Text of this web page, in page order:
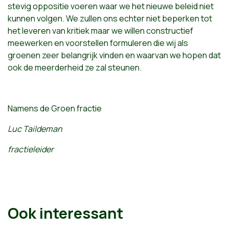
stevig oppositie voeren waar we het nieuwe beleid niet
kunnen volgen. We zullen ons echter niet beperken tot
het leveren van kritiek maar we willen constructief
meewerken en voorstellen formuleren die wij als
groenen zeer belangrijk vinden en waarvan we hopen dat
ook de meerderheid ze zal steunen.
Namens de Groen fractie
Luc Taildeman
fractieleider
Ook interessant